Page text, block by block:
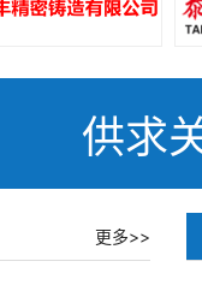
供求
更多>>